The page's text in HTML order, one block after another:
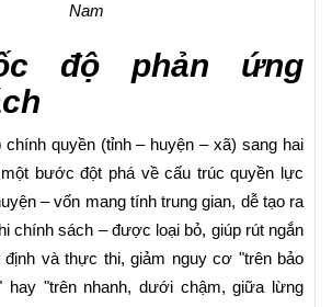
Nam
độ phản ứng
quyền (tỉnh – huyện – xã) sang hai
bước đột phá về cấu trúc quyền lực
– vốn mang tính trung gian, dễ tạo ra
chính sách – được loại bỏ, giúp rút ngắn
định và thực thi, giảm nguy cơ "trên bảo
hay "trên nhanh, dưới chậm, giữa lừng